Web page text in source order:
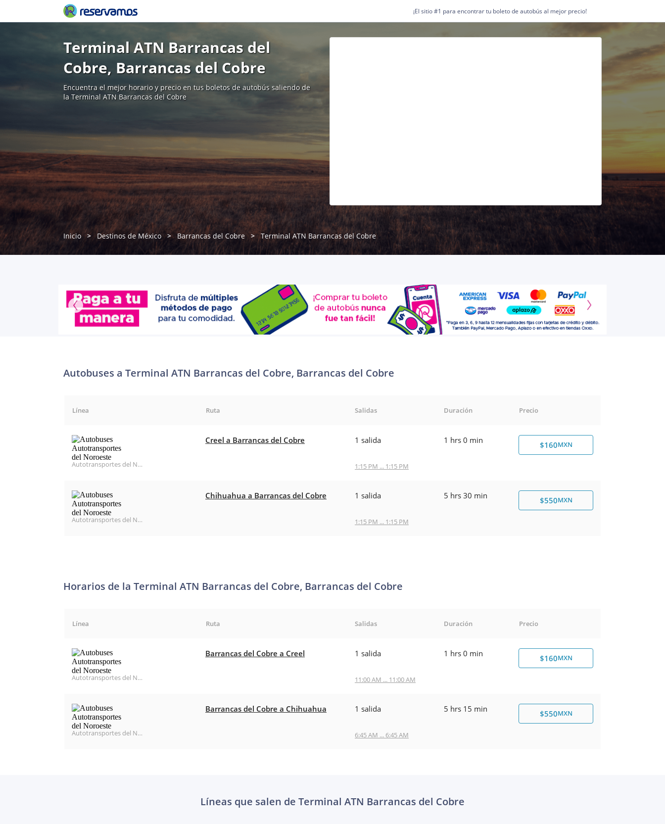
¡El sitio #1 para encontrar tu boleto de autobús al mejor precio!
Terminal ATN Barrancas del
Cobre, Barrancas del Cobre
Encuentra el mejor horario y precio en tus boletos de autobús saliendo de
la Terminal ATN Barrancas del Cobre
Inicio Destinos de México Barrancas del Cobre Terminal ATN Barrancas del Cobre
Autobuses a Terminal ATN Barrancas del Cobre, Barrancas del Cobre
Línea Ruta Salidas Duración Precio
Autotransportes del Noroeste
Creel a Barrancas del Cobre 1 salida
1:15 PM ... 1:15 PM
1 hrs 0 min $160MXN
Autotransportes del Noroeste
Chihuahua a Barrancas del Cobre 1 salida
1:15 PM ... 1:15 PM
5 hrs 30 min $550MXN
Horarios de la Terminal ATN Barrancas del Cobre, Barrancas del Cobre
Línea Ruta Salidas Duración Precio
Autotransportes del Noroeste
Barrancas del Cobre a Creel 1 salida
11:00 AM ... 11:00 AM
1 hrs 0 min $160MXN
Autotransportes del Noroeste
Barrancas del Cobre a Chihuahua 1 salida
6:45 AM ... 6:45 AM
5 hrs 15 min $550MXN
Líneas que salen de Terminal ATN Barrancas del Cobre